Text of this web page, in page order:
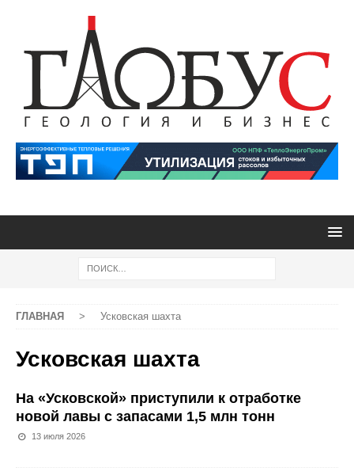
ГЛАВНАЯ > Усковская шахта
Усковская шахта
На «Усковской» приступили к отработке
новой лавы с запасами 1,5 млн тонн
13 июля 2026